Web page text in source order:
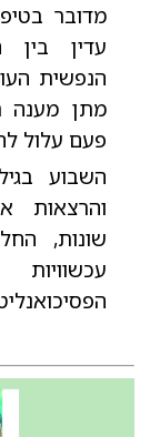
מדובר
עדין בין
הנפשית
מתן מענה
פעם עלול
השבוע
והרצאות
שונות,